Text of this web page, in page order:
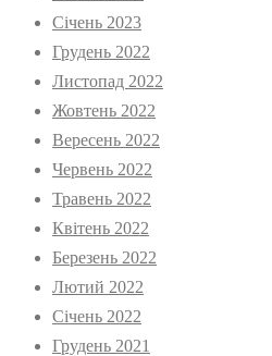
Січень 2023
Грудень 2022
Листопад 2022
Жовтень 2022
Вересень 2022
Червень 2022
Травень 2022
Квітень 2022
Березень 2022
Лютий 2022
Січень 2022
Грудень 2021